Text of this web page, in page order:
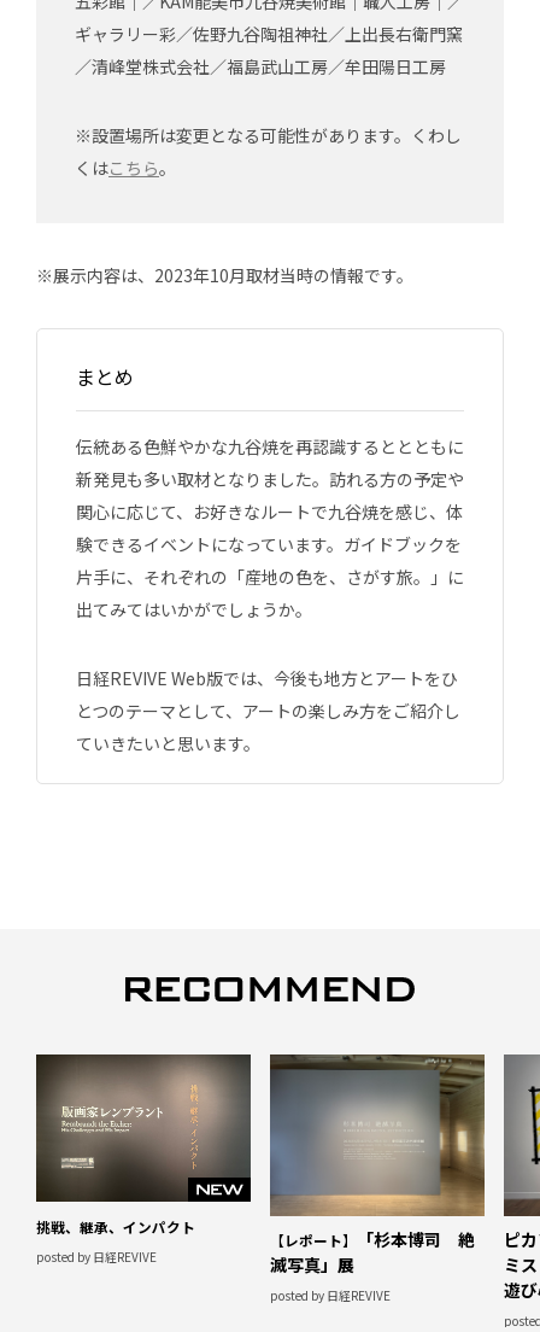
ギャラリー彩／佐野九谷陶祖神社／上出長右衛門窯
／清峰堂株式会社／福島武山工房／牟田陽日工房
※設置場所は変更となる可能性があります。くわし
くはこちら。
※展示内容は、2023年10月取材当時の情報です。
まとめ
伝統ある色鮮やかな九谷焼を再認識するととともに
新発見も多い取材となりました。訪れる方の予定や
関心に応じて、お好きなルートで九谷焼を感じ、体
験できるイベントになっています。ガイドブックを
片手に、それぞれの「産地の色を、さがす旅。」に
出てみてはいかがでしょうか。
日経REVIVE Web版では、今後も地方とアートをひ
とつのテーマとして、アートの楽しみ方をご紹介し
ていきたいと思います。
挑戦、継承、インパクト
posted by 日経REVIVE
【レポート】
「杉本博司 絶
滅写真」展
posted by 日経REVIVE
ピ
ミス
遊